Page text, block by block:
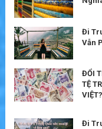
Đi
Vẫn
ĐỔI
TỆ
VIỆT?
Đi